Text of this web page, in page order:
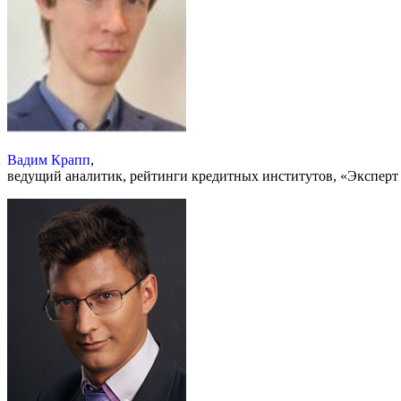
Вадим Крапп,
ведущий аналитик, рейтинги кредитных институтов,